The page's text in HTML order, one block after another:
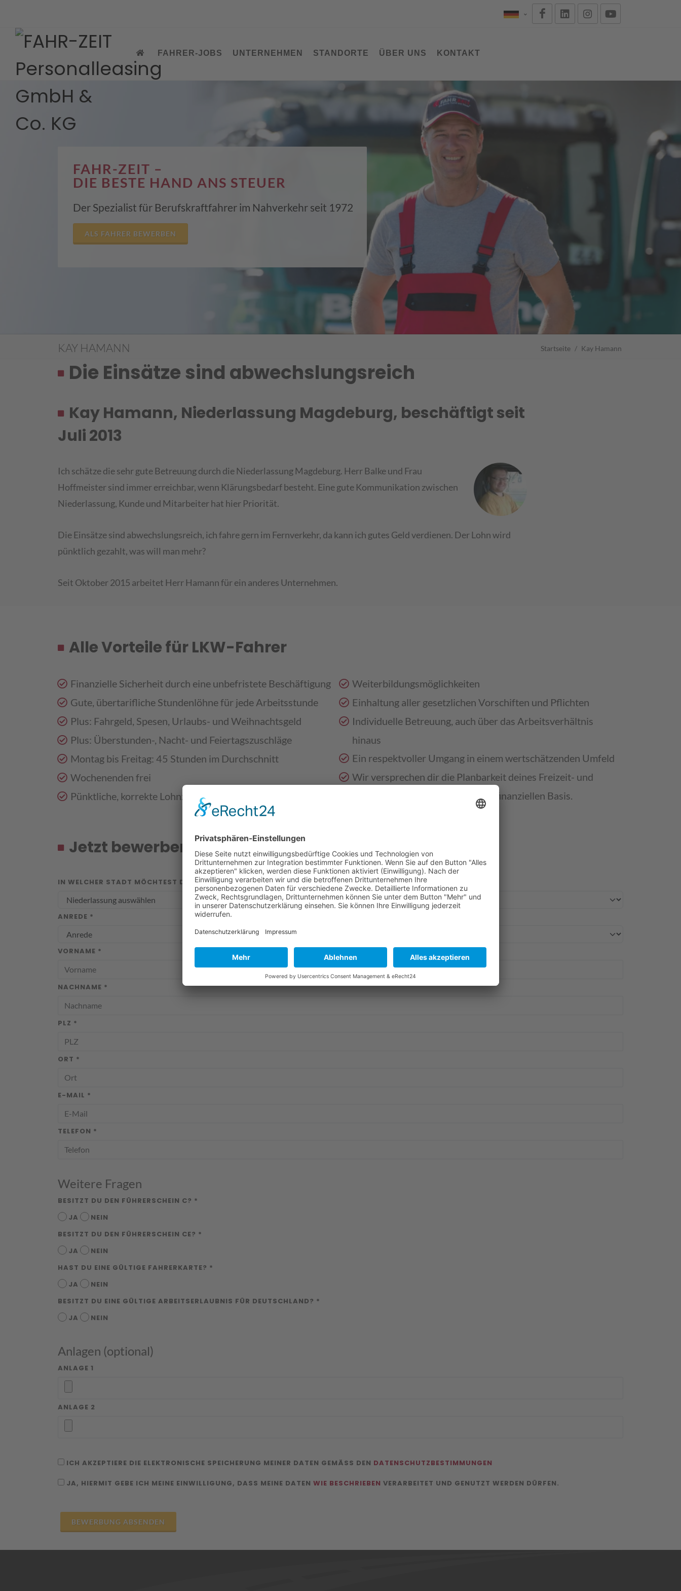
FAHRER-JOBS UNTERNEHMEN STANDORTE ÜBER UNS KONTAKT
FAHR-ZEIT –
DIE BESTE HAND ANS STEUER
Der Spezialist für Berufskraftfahrer im Nahverkehr seit 1972
ALS FAHRER BEWERBEN
KAY HAMANN Startseite Kay Hamann
Die Einsätze sind abwechslungsreich
Kay Hamann, Niederlassung Magdeburg, beschäftigt seit
Juli 2013
Ich schätze die sehr gute Betreuung durch die Niederlassung Magdeburg. Herr Balke und Frau
Hoffmeister sind immer erreichbar, wenn Klärungsbedarf besteht. Eine gute Kommunikation zwischen
Niederlassung, Kunde und Mitarbeiter hat hier Priorität.
Die Einsätze sind abwechslungsreich, ich fahre gern im Fernverkehr, da kann ich gutes Geld verdienen. Der Lohn wird
pünktlich gezahlt, was will man mehr?
Seit Oktober 2015 arbeitet Herr Hamann für ein anderes Unternehmen.
Alle Vorteile für LKW-Fahrer
Finanzielle Sicherheit durch eine unbefristete Beschäftigung
Gute, übertarifliche Stundenlöhne für jede Arbeitsstunde
Plus: Fahrgeld, Spesen, Urlaubs- und Weihnachtsgeld
Plus: Überstunden-, Nacht- und Feiertagszuschläge
Montag bis Freitag: 45 Stunden im Durchschnitt
Wochenenden frei
Pünktliche, korrekte Lohnzahlung
Weiterbildungsmöglichkeiten
Einhaltung aller gesetzlichen Vorschiften und Pflichten
Individuelle Betreuung, auch über das Arbeitsverhältnis
hinaus
Ein respektvoller Umgang in einem wertschätzenden Umfeld
Wir versprechen dir die Planbarkeit deines Freizeit- und
Familienlebens auf einer soliden, finanziellen Basis.
Jetzt bewerben
IN WELCHER STADT MÖCHTEST DU ARBEITEN? *
ANREDE *
VORNAME *
NACHNAME *
PLZ *
ORT *
E-MAIL *
TELEFON *
Weitere Fragen
BESITZT DU DEN FÜHRERSCHEIN C? *
JA
NEIN
BESITZT DU DEN FÜHRERSCHEIN CE? *
JA
NEIN
HAST DU EINE GÜLTIGE FAHRERKARTE? *
JA
NEIN
BESITZT DU EINE GÜLTIGE ARBEITSERLAUBNIS FÜR DEUTSCHLAND? *
JA
NEIN
Anlagen (optional)
ANLAGE 1
ANLAGE 2
ICH AKZEPTIERE DIE ELEKTRONISCHE SPEICHERUNG MEINER DATEN GEMÄSS DEN DATENSCHUTZBESTIMMUNGEN
JA, HIERMIT GEBE ICH MEINE EINWILLIGUNG, DASS MEINE DATEN WIE BESCHRIEBEN VERARBEITET UND GENUTZT WERDEN DÜRFEN.